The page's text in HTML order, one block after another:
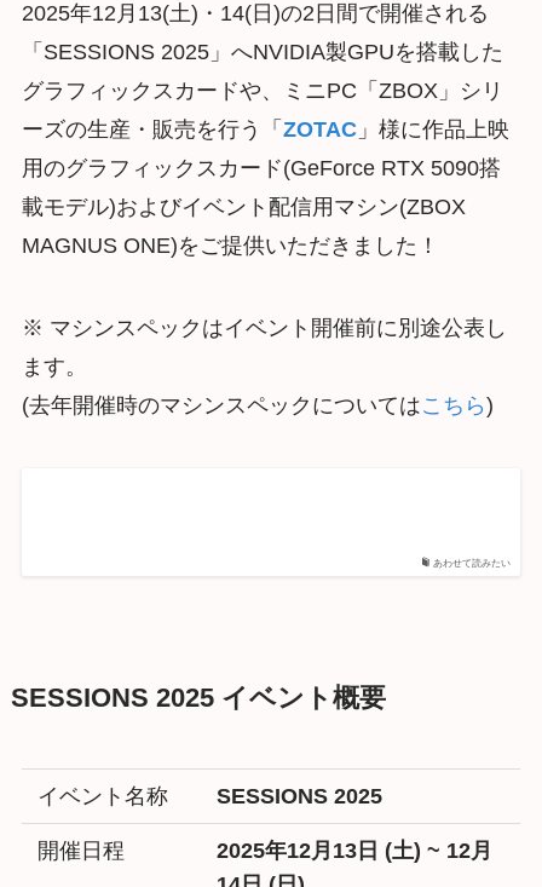
2025年12月13(土)・14(日)の2日間で開催される
「SESSIONS 2025」へNVIDIA製GPUを搭載した
グラフィックスカードや、ミニPC「ZBOX」シリ
ーズの生産・販売を行う「 ZOTAC」様に作品上映
用のグラフィックスカード(GeForce RTX 5090搭
載モデル)およびイベント配信用マシン(ZBOX
MAGNUS ONE)をご提供いただきました！
※ マシンスペックはイベント開催前に別途公表し
ます。
(去年開催時のマシンスペックについてはこちら)
あわせて読みたい
SESSIONS 2025 イベント概要
イベント名称 SESSIONS 2025
開催日程
2025年12月13日 (土) ~ 12月